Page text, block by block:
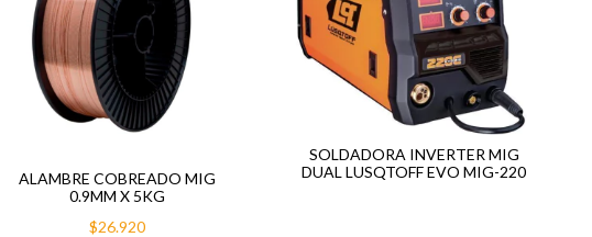
ALAMBRE COBREADO MIG
0.9MM X 5KG
$26.920
SOLDADORA INVERTER MIG
DUAL LUSQTOFF EVO MIG-220